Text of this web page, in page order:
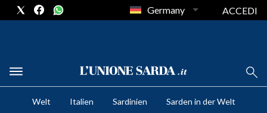
CRONACA SARDEGNA
CAGLIARI
Germany ACCEDI
Welt Italien Sardinien Sarden in der Welt